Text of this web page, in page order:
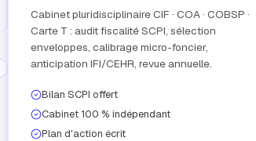
Cabinet pluridisciplinaire CIF · COA · COBSP ·
Carte T : audit fiscalité SCPI, sélection
enveloppes, calibrage micro-foncier,
anticipation IFI/CEHR, revue annuelle.
Bilan SCPI offert
Cabinet 100 % indépendant
Plan d'action écrit